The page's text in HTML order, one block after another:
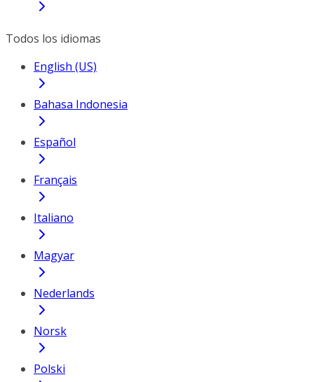
Todos los idiomas
English (US)
Bahasa Indonesia
Español
Français
Italiano
Magyar
Nederlands
Norsk
Polski